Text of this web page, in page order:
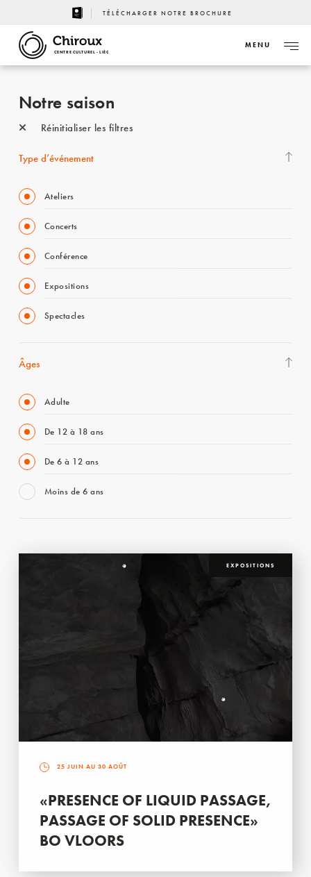
TÉLÉCHARGER NOTRE BROCHURE
CENTRE CULTUREL - LIÈGE
MENU
Notre saison
Réinitialiser les filtres
Type d’événement
Ateliers
Concerts
Conférence
Expositions
Spectacles
Âges
Adulte
De 12 à 18 ans
De 6 à 12 ans
Moins de 6 ans
EXPOSITIONS
25 JUIN AU 30 AOÛT
«PRESENCE OF LIQUID PASSAGE,
PASSAGE OF SOLID PRESENCE»
BO VLOORS